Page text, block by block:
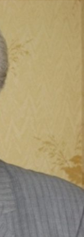
политикой
вражду.
в своём
далеко, что
у курдов
создали
Этот
будто у
ни
версии,
армян с
— это